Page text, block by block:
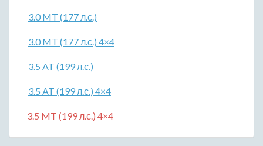
3.0 MT (177 л.с.)
3.0 MT (177 л.с.) 4×4
3.5 AT (199 л.с.)
3.5 AT (199 л.с.) 4×4
3.5 MT (199 л.с.) 4×4